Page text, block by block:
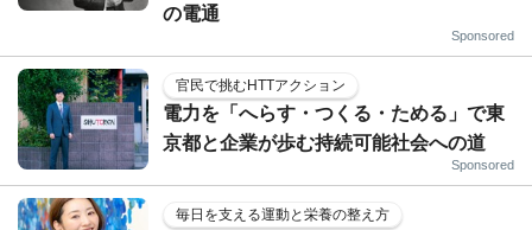
の電通
Sponsored
官民で挑むHTTアクション
電力を「へらす・つくる・ためる」で東
京都と企業が歩む持続可能社会への道
Sponsored
毎日を支える運動と栄養の整え方